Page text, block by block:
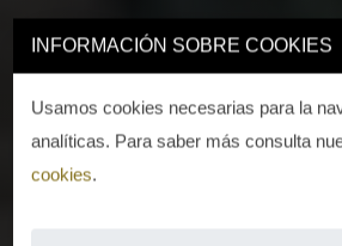
INFORMACIÓN SOBRE COOKIES
Usamos cookies necesarias para la
analíticas. Para saber más consulta
cookies.